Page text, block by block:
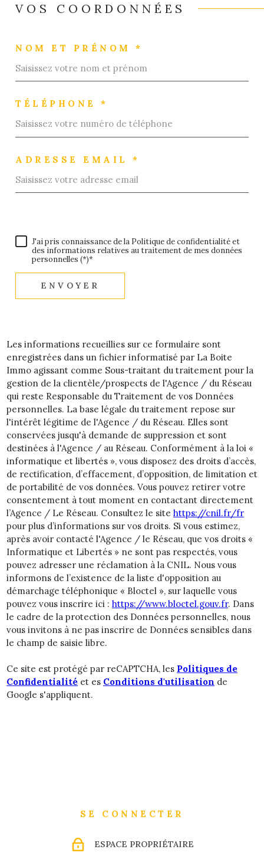
VOS COORDONNÉES
NOM ET PRÉNOM *
TÉLÉPHONE *
ADRESSE EMAIL *
J'ai pris connaissance de la Politique de confidentialité et
des informations relatives au traitement de mes données
personnelles (*)*
ENVOYER
Les informations recueillies sur ce formulaire sont
enregistrées dans un fichier informatisé par La Boite
Immo agissant comme Sous-traitant du traitement pour la
gestion de la clientèle/prospects de l'Agence / du Réseau
qui reste Responsable du Traitement de vos Données
personnelles. La base légale du traitement repose sur
l'intérêt légitime de l'Agence / du Réseau. Elles sont
conservées jusqu'à demande de suppression et sont
destinées à l'Agence / au Réseau. Conformément à la loi «
informatique et libertés », vous disposez des droits d’accès,
de rectification, d’effacement, d’opposition, de limitation et
de portabilité de vos données. Vous pouvez retirer votre
consentement à tout moment en contactant directement
l’Agence / Le Réseau. Consultez le site https://cnil.fr/fr
pour plus d’informations sur vos droits. Si vous estimez,
après avoir contacté l'Agence / le Réseau, que vos droits «
Informatique et Libertés » ne sont pas respectés, vous
pouvez adresser une réclamation à la CNIL. Nous vous
informons de l’existence de la liste d'opposition au
démarchage téléphonique « Bloctel », sur laquelle vous
pouvez vous inscrire ici : https://www.bloctel.gouv.fr. Dans
le cadre de la protection des Données personnelles, nous
vous invitons à ne pas inscrire de Données sensibles dans
le champ de saisie libre.
Ce site est protégé par reCAPTCHA, les Politiques de
Confidentialité et es Conditions d'utilisation de
Google s'appliquent.
SE CONNECTER
ESPACE PROPRIÉTAIRE